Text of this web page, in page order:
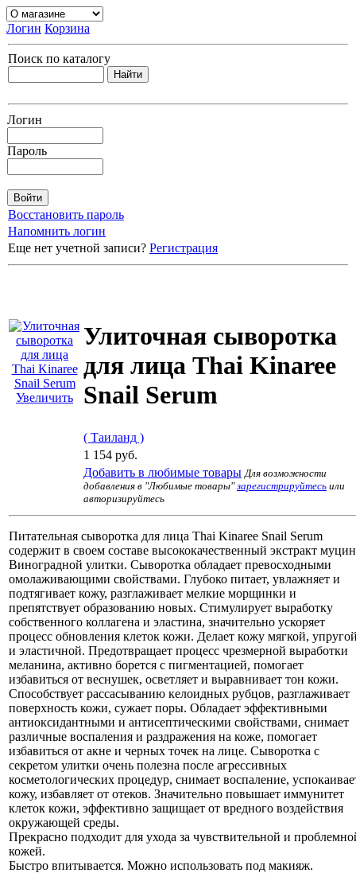
Логин Корзина
Поиск по каталогу
Логин
Пароль
Восстановить пароль
Напомнить логин
Еще нет учетной записи? Регистрация
Увеличить
Улиточная сыворотка
для лица Thai Kinaree
Snail Serum
( Таиланд )
1 154 руб.
Добавить в любимые товары Для возможности
добавления в "Любимые товары"зарегистрируйтесь или
авторизируйтесь
Питательная сыворотка для лица Thai Kinaree Snail Serum
содержит в своем составе высококачественный экстракт
Виноградной улитки. Сыворотка обладает превосходными
омолаживающими свойствами. Глубоко питает, увлажняет и
подтягивает кожу, разглаживает мелкие морщинки и
препятствует образованию новых. Стимулирует выработку
собственного коллагена и эластина, значительно ускоряет
процесс обновления клеток кожи. Делает кожу мягкой,
и эластичной. Предотвращает процесс чрезмерной выработки
меланина, активно борется с пигментацией, помогает
избавиться от веснушек, осветляет и выравнивает тон кожи.
Способствует рассасыванию келоидных рубцов, разглаживает
поверхность кожи, сужает поры. Обладает эффективными
антиоксидантными и антисептическими свойствами, снимает
различные воспаления и раздражения на коже, помогает
избавиться от акне и черных точек на лице. Сыворотка с
секретом улитки очень полезна после агрессивных
косметологических процедур, снимает воспаление,
кожу, избавляет от отеков. Значительно повышает иммунитет
клеток кожи, эффективно защищает от вредного воздействия
окружающей среды.
Прекрасно подходит для ухода за чувствительной и
кожей.
Быстро впитывается. Можно использовать под макияж.